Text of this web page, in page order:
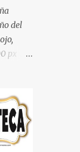
en
en
del
px Si
bella
en